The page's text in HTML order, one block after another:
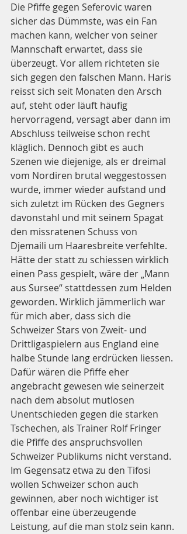
Die Pfiffe gegen Seferovic waren
sicher das Dümmste, was ein Fan
machen kann, welcher von seiner
Mannschaft erwartet, dass sie
überzeugt. Vor allem richteten sie
sich gegen den falschen Mann. Haris
reisst sich seit Monaten den Arsch
auf, steht oder läuft häufig
hervorragend, versagt aber dann im
Abschluss teilweise schon recht
kläglich. Dennoch gibt es auch
Szenen wie diejenige, als er dreimal
vom Nordiren brutal weggestossen
wurde, immer wieder aufstand und
sich zuletzt im Rücken des Gegners
davonstahl und mit seinem Spagat
den missratenen Schuss von
Djemaili um Haaresbreite verfehlte.
Hätte der statt zu schiessen wirklich
einen Pass gespielt, wäre der „Mann
aus Sursee“ stattdessen zum Helden
geworden. Wirklich jämmerlich war
für mich aber, dass sich die
Schweizer Stars von Zweit- und
Drittligaspielern aus England eine
halbe Stunde lang erdrücken liessen.
Dafür wären die Pfiffe eher
angebracht gewesen wie seinerzeit
nach dem absolut mutlosen
Unentschieden gegen die starken
Tschechen, als Trainer Rolf Fringer
die Pfiffe des anspruchsvollen
Schweizer Publikums nicht verstand.
Im Gegensatz etwa zu den Tifosi
wollen Schweizer schon auch
gewinnen, aber noch wichtiger ist
offenbar eine überzeugende
Leistung, auf die man stolz sein kann.